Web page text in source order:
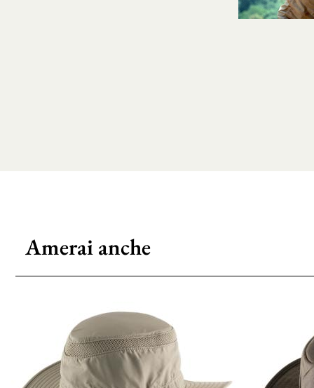
Amerai anche